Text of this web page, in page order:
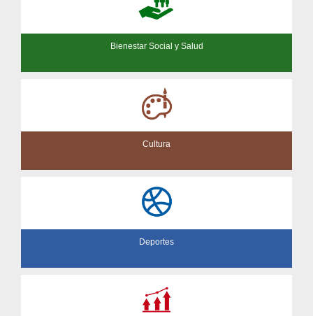
Bienestar Social y Salud
Cultura
Deportes